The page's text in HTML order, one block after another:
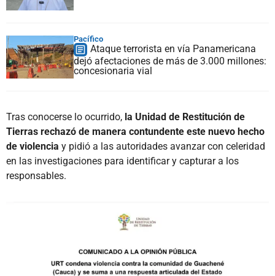
Pacífico
Ataque terrorista en vía Panamericana
dejó afectaciones de más de 3.000 millones:
concesionaria vial
Tras conocerse lo ocurrido, la Unidad de Restitución de
Tierras rechazó de manera contundente este nuevo hecho
de violencia y pidió a las autoridades avanzar con celeridad
en las investigaciones para identificar y capturar a los
responsables.